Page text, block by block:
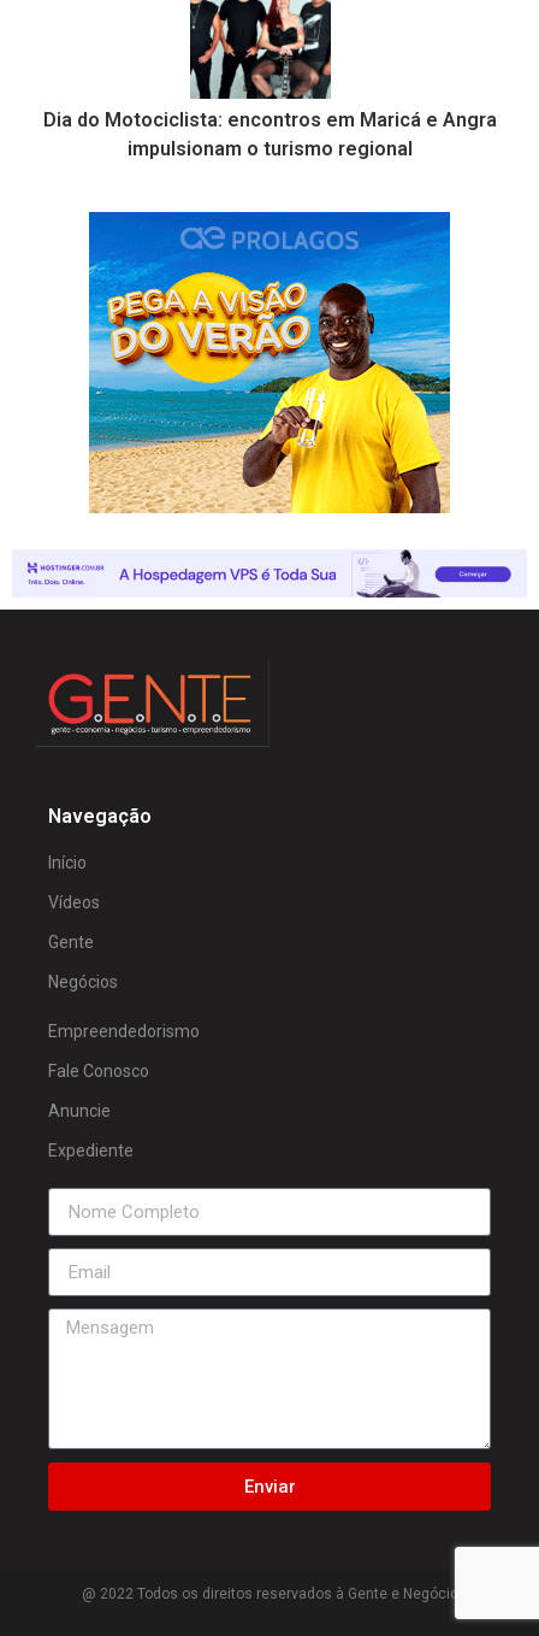
Dia do Motociclista: encontros em Maricá e Angra
impulsionam o turismo regional
Navegação
Início
Vídeos
Gente
Negócios
Empreendedorismo
Fale Conosco
Anuncie
Expediente
Enviar
@ 2022 Todos os direitos reservados à Gente e Negócio